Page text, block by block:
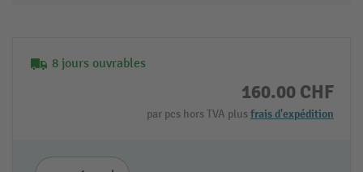
8 jours ouvrables
160.00 CHF
par pcs hors TVA plus frais d'expédition